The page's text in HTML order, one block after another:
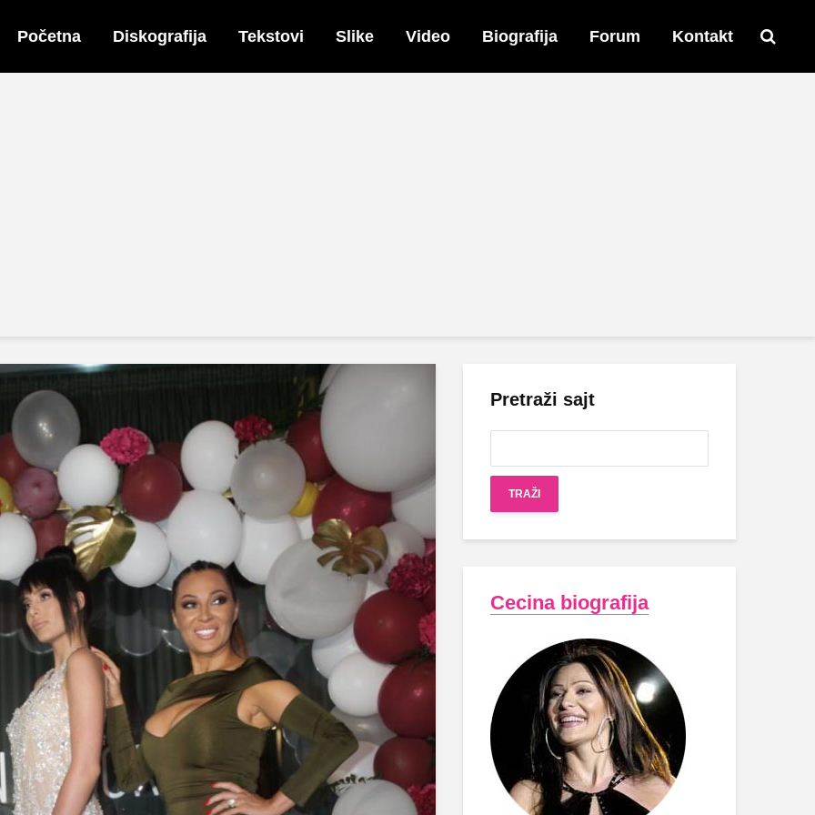
Početna Diskografija Tekstovi Slike Video Biografija Forum Kontakt
Pretraži sajt
Cecina biografija